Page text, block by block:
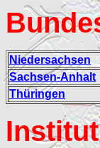
Niedersachsen
Sachsen-Anhalt
Thüringen